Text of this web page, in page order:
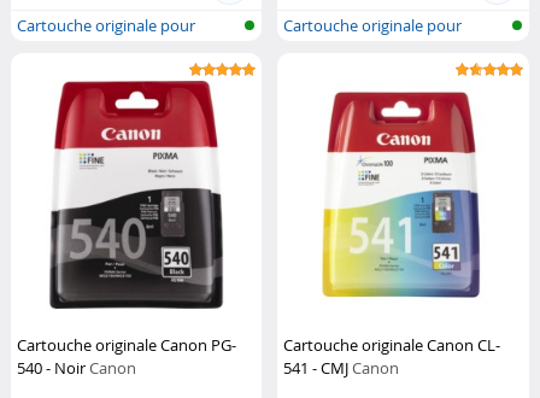
Cartouche originale pour
Cartouche originale pour
Cartouche originale Canon PG-
540 - NoirCanon
Cartouche originale Canon CL-
541 - CMJCanon